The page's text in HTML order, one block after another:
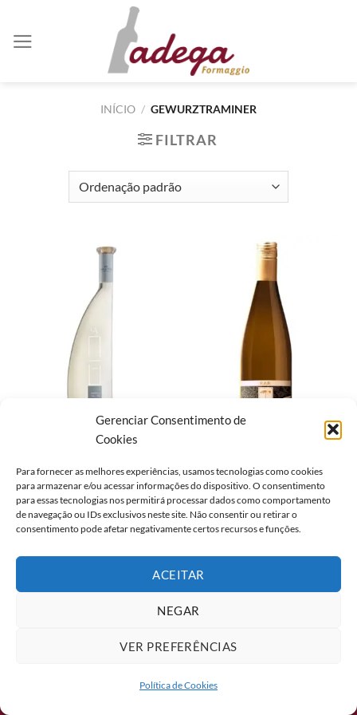
Gerenciar Consentimento de
Cookies
Para fornecer as melhores experiências, usamos tecnologias como cookies
para armazenar e/ou acessar informações do dispositivo. O consentimento
para essas tecnologias nos permitirá processar dados como comportamento
de navegação ou IDs exclusivos neste site. Não consentir ou retirar o
consentimento pode afetar negativamente certos recursos e funções.
ACEITAR
NEGAR
VER PREFERÊNCIAS
Política de Cookies
INÍCIO / GEWURZTRAMINER
FILTRAR
VINHO LUIZ ARGENTA LA
JOVEM GEWURZTRAMINER
BRANCO 750ML
VINHO RAR COLLEZIONE
GEWURZTRAMINER
BRANCO 750ML
2026 ©
Formaggio Food Service
Av. Mascarenhas de Morais, 5855, Galpões 6 e 7. Boa Viagem, Recife/PE